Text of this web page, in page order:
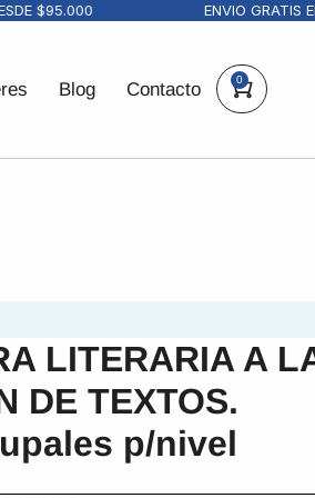
$95.000 ENVIO GRATIS EN
Blog Contacto 0
LITERARIA A
DE TEXTOS.
p/nivel